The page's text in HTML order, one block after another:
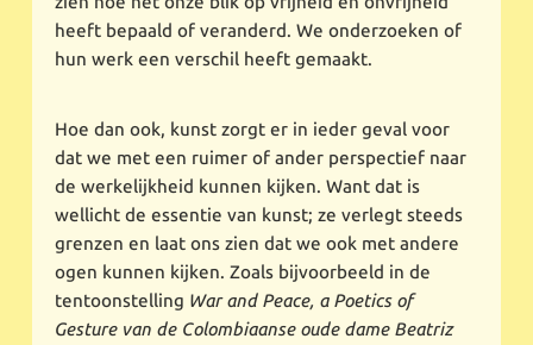
heeft bepaald of veranderd. We onderzoeken of
hun werk een verschil heeft gemaakt.
Hoe dan ook, kunst zorgt er in ieder geval voor
dat we met een ruimer of ander perspectief naar
de werkelijkheid kunnen kijken. Want dat is
wellicht de essentie van kunst; ze verlegt steeds
grenzen en laat ons zien dat we ook met andere
ogen kunnen kijken. Zoals bijvoorbeeld in de
tentoonstelling War and Peace, a Poetics of
Gesture van de Colombiaanse oude dame Beatriz